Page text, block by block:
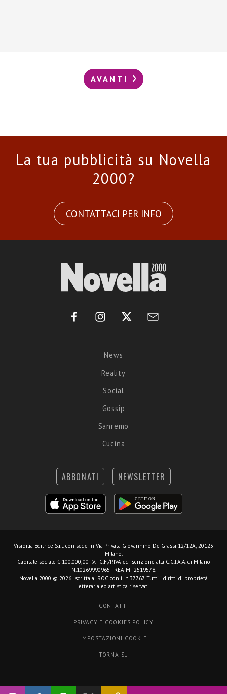
AVANTI
La tua pubblicità su Novella
2000?
CONTATTACI PER INFO
News
Reality
Social
Gossip
Sanremo
Cucina
ABBONATI NEWSLETTER
Visibilia Editrice S.r.l. con sede in Via Privata Giovannino De Grassi 12/12A, 20123
Milano.
Capitale sociale € 100.000,00 I.V. - C.F./P.IVA ed iscrizione alla C.C.I.A.A. di Milano
N.10269990965 - REA MI-2519578.
Novella 2000 © 2026. Iscritta al ROC con il n.37767. Tutti i diritti di proprietà
letteraria ed artistica riservati.
CONTATTI
PRIVACY E COOKIES POLICY
IMPOSTAZIONI COOKIE
TORNA SU